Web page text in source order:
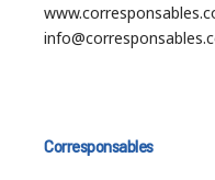
Corresponsables